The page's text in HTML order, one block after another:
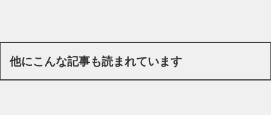
他にこんな記事も読まれています